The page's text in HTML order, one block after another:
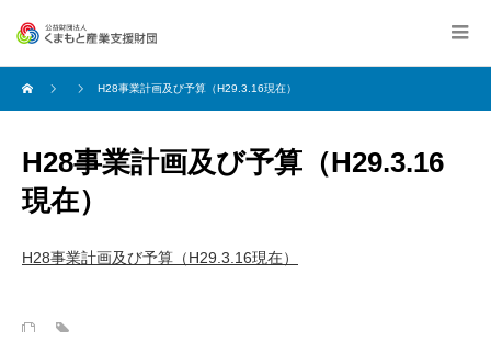
H28事業計画及び予算（H29.3.16現在）
H28事業計画及び予算（H29.3.16
現在）
H28事業計画及び予算（H29.3.16現在）